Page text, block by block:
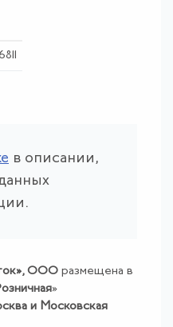
в описании,
ООО размещена в
»
и Московская